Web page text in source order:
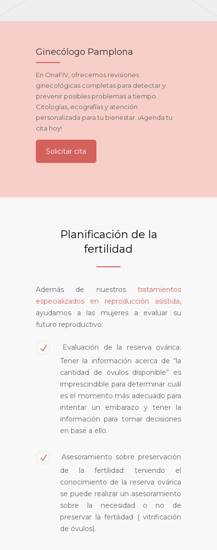
Ginecólogo Pamplona
En OnaFIV, ofrecemos revisiones
ginecológicas completas para detectar y
prevenir posibles problemas a tiempo.
Citologías, ecografías y atención
personalizada para tu bienestar. ¡Agenda tu
cita hoy!
Solicitar cita
Planificación de la
fertilidad
Además de nuestros tratamientos
especializados en reproducción asistida,
ayudamos a las mujeres a evaluar su
futuro reproductivo:
Evaluación de la reserva ovárica:
Tener la información acerca de “la
cantidad de óvulos disponible” es
imprescindible para determinar cuál
es el momento más adecuado para
intentar un embarazo y tener la
información para tomar decisiones
en base a ello.
Asesoramiento sobre preservación
de la fertilidad: teniendo el
conocimiento de la reserva ovárica
se puede realizar un asesoramiento
sobre la necesidad o no de
preservar la fertilidad ( vitrificación
de óvulos).